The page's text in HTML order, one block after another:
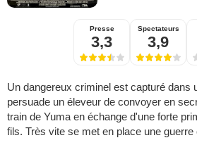
Presse
3,3
Spectateurs
3,9
Un dangereux criminel est capturé dans
persuade un éleveur de convoyer en
train de Yuma en échange d'une forte
fils. Très vite se met en place une guerre